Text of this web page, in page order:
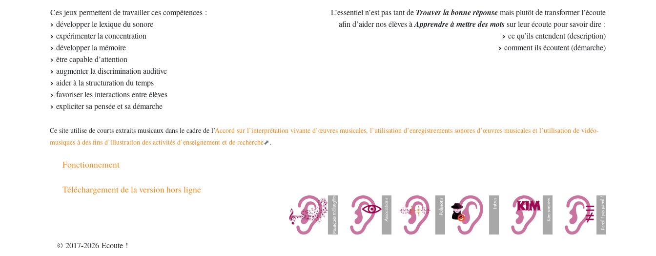
Ces jeux permettent de travailler ces compétences :
développer le lexique du sonore
expérimenter la concentration
développer la mémoire
être capable d’attention
augmenter la discrimination auditive
aider à la structuration du temps
favoriser les interactions entre élèves
expliciter sa pensée et sa démarche
L’essentiel n’est pas tant de Trouver la bonne réponsemais plutôt de transformer l’écoute
afin d’aider nos élèves à Apprendre à mettre des motssur leur écoute pour savoir dire :
ce qu’ils entendent (description)
comment ils écoutent (démarche)
Ce site utilise de courts extraits musicaux dans le cadre de l’Accord sur l’interprétation vivante d’œuvres musicales, l’utilisation d’enregistrements sonores d’œuvres musicales et l’utilisation de vidéo-
musiques à des fins d’illustration des activités d’enseignement et de recherche
.
Fonctionnement
Téléchargement de la version hors ligne
© 2017-2026 Ecoute !